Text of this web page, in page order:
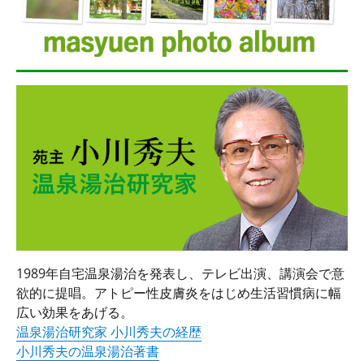
1989年自宅温泉湯治を発表し、テレビ出演、講演会で意
欲的に提唱。アトピー性皮膚炎をはじめ生活習慣病に幅
広い効果をあげる。
温泉湯治研究家 小川秀夫の経歴
小川秀夫の温泉湯治著書